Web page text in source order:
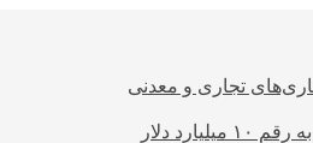
تجاری و معدنی
دلار